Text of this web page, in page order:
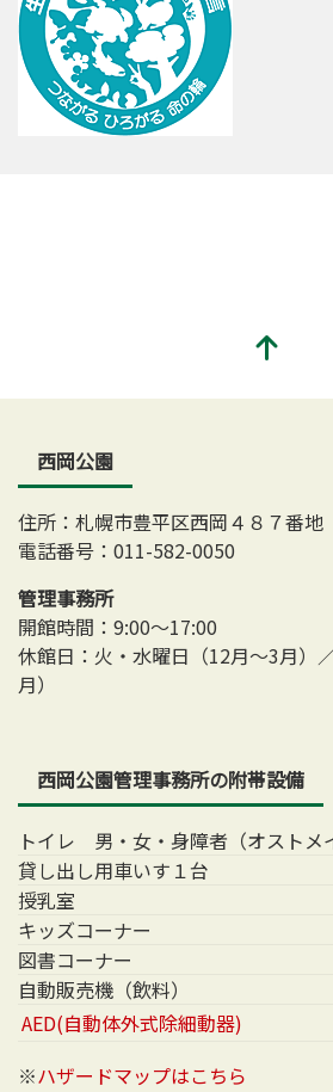
西岡公園
住所：札幌市豊平区西岡４８７番地
電話番号：011-582-0050
管理事務所
開館時間：9:00～17:00
休館日：火・水曜日（12月～3月）
月）
西岡公園管理事務所の附帯設備
トイレ 男・女・身障者（オストメ
貸し出し用車いす１台
授乳室
キッズコーナー
図書コーナー
自動販売機（飲料）
AED(自動体外式除細動器)
※ハザードマップはこちら